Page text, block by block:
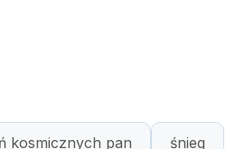
kosmicznych pan śnieg